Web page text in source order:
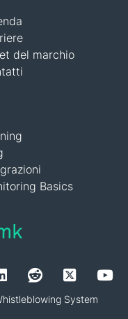
Basics
del marchio
System